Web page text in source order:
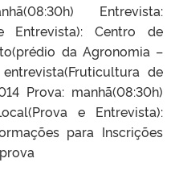
Entrevista:
Entrevista): Centro de
da Agronomia –
de
Prova: manhã(08:30h)
e Entrevista):
para Inscrições